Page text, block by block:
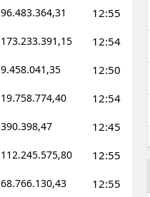
96.483.364,31 12:55
173.233.391,15 12:54
9.458.041,35 12:50
19.758.774,40 12:54
390.398,47 12:45
112.245.575,80 12:55
68.766.130,43 12:55